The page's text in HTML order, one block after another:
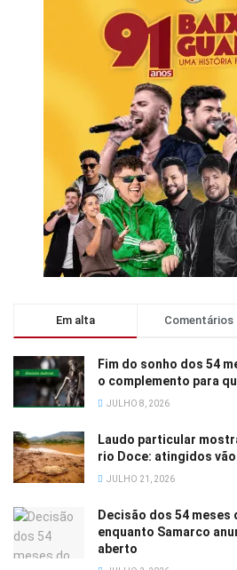
Em alta Comentários
Fim do sonho dos 54
o complemento para
JULHO 8, 2026
Laudo particular
rio Doce: atingidos
JULHO 21, 2026
Decisão dos 54 meses
enquanto Samarco
aberto